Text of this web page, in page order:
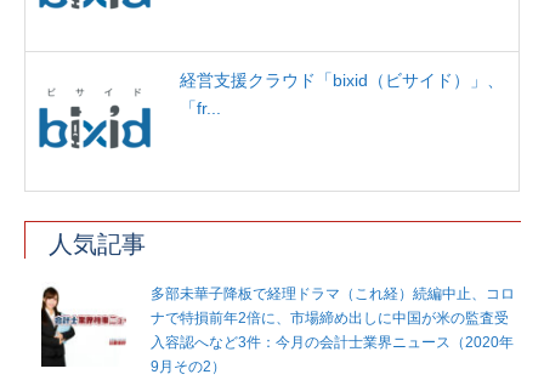
経営支援クラウド「bixid（ビサイド）」、
「fr...
人気記事
多部未華子降板で経理ドラマ（これ経）続編中止、コロ
ナで特損前年2倍に、市場締め出しに中国が米の監査受
入容認へなど3件：今月の会計士業界ニュース（2020年
9月その2）